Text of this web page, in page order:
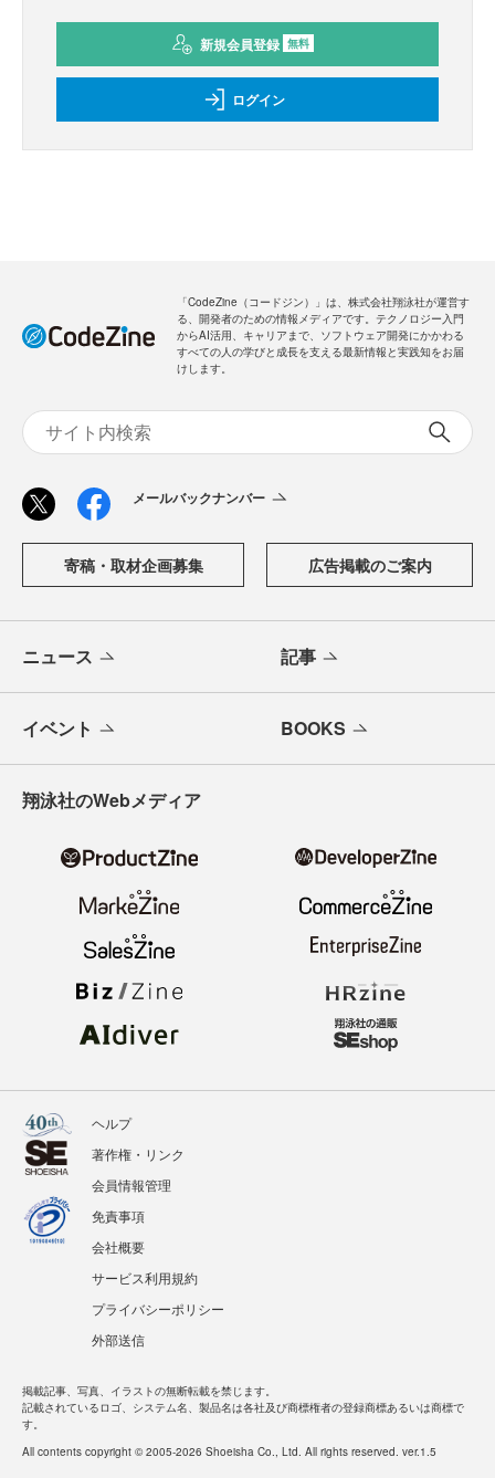
新規会員登録 無料
ログイン
「CodeZine（コードジン）」は、株式会社翔泳社が運営す
る、開発者のための情報メディアです。テクノロジー入門
からAI活用、キャリアまで、ソフトウェア開発にかかわる
すべての人の学びと成長を支える最新情報と実践知をお届
けします。
メールバックナンバー
寄稿・取材企画募集 広告掲載のご案内
ニュース 記事
イベント BOOKS
翔泳社のWebメディア
ヘルプ
著作権・リンク
会員情報管理
免責事項
会社概要
サービス利用規約
プライバシーポリシー
外部送信
掲載記事、写真、イラストの無断転載を禁じます。
記載されているロゴ、システム名、製品名は各社及び商標権者の登録商標あるいは商標で
す。
All contents copyright © 2005-2026 Shoeisha Co., Ltd. All rights reserved. ver.1.5